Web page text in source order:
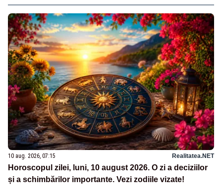
10 aug. 2026, 07:15 Realitatea.NET
Horoscopul zilei, luni, 10 august 2026. O zi a deciziilor
și a schimbărilor importante. Vezi zodiile vizate!